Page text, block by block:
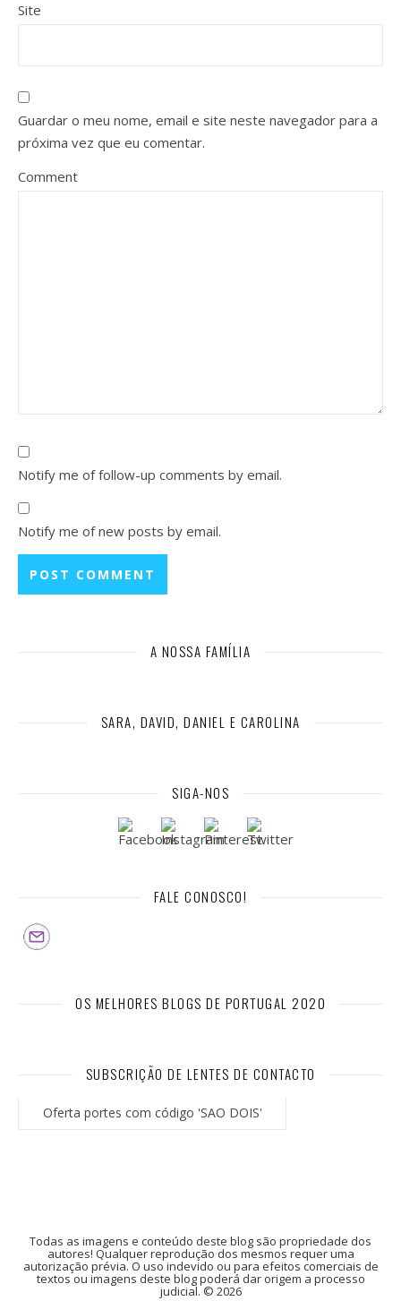
Site
Guardar o meu nome, email e site neste navegador para a
próxima vez que eu comentar.
Comment
Notify me of follow-up comments by email.
Notify me of new posts by email.
A NOSSA FAMÍLIA
SARA, DAVID, DANIEL E CAROLINA
SIGA-NOS
FALE CONOSCO!
OS MELHORES BLOGS DE PORTUGAL 2020
SUBSCRIÇÃO DE LENTES DE CONTACTO
Oferta portes com código 'SAO DOIS'
Todas as imagens e conteúdo deste blog são propriedade dos
autores! Qualquer reprodução dos mesmos requer uma
autorização prévia. O uso indevido ou para efeitos comerciais de
textos ou imagens deste blog poderá dar origem a processo
judicial. © 2026